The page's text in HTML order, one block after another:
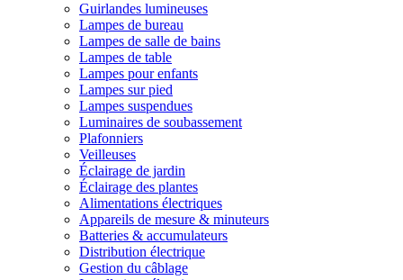
Guirlandes lumineuses
Lampes de bureau
Lampes de salle de bains
Lampes de table
Lampes pour enfants
Lampes sur pied
Lampes suspendues
Luminaires de soubassement
Plafonniers
Veilleuses
Éclairage de jardin
Éclairage des plantes
Alimentations électriques
Appareils de mesure & minuteurs
Batteries & accumulateurs
Distribution électrique
Gestion du câblage